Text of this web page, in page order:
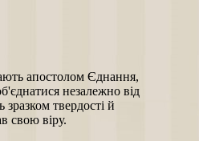
апостолом Єднання,
незалежно від
твердості й
свою віру.